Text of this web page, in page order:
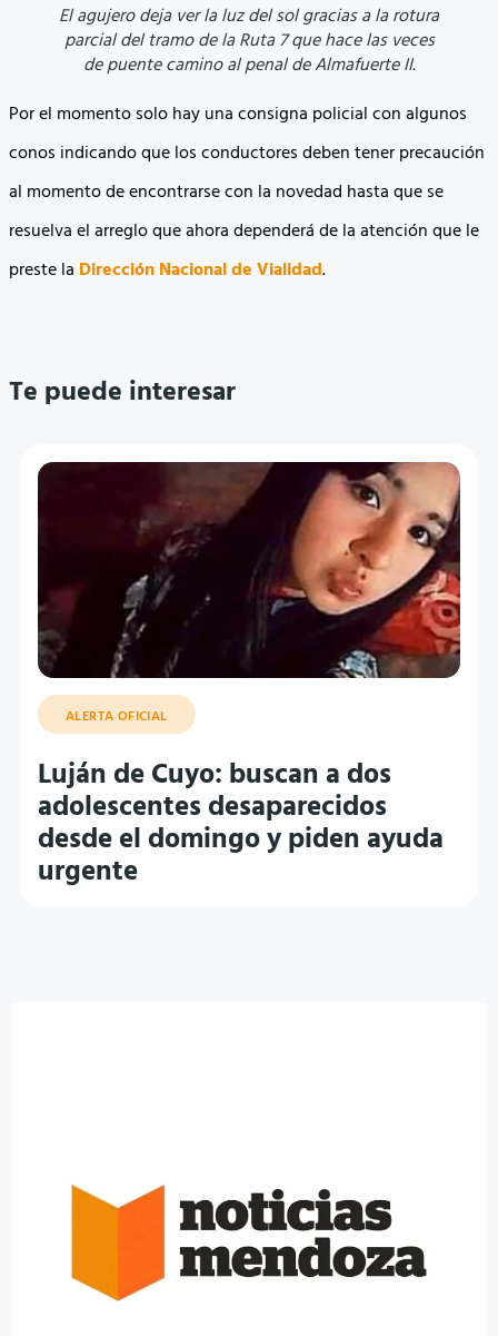
El agujero deja ver la luz del sol gracias a la rotura
parcial del tramo de la Ruta 7 que hace las veces
de puente camino al penal de Almafuerte II.
Por el momento solo hay una consigna policial con algunos
conos indicando que los conductores deben tener precaución
al momento de encontrarse con la novedad hasta que se
resuelva el arreglo que ahora dependerá de la atención que le
preste la Dirección Nacional de Vialidad.
Te puede interesar
ALERTA OFICIAL
Luján de Cuyo: buscan a dos
adolescentes desaparecidos
desde el domingo y piden ayuda
urgente